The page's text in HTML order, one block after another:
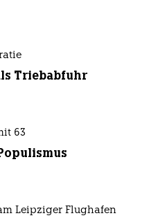
Triebabfuhr
63
Leipziger Flughafen